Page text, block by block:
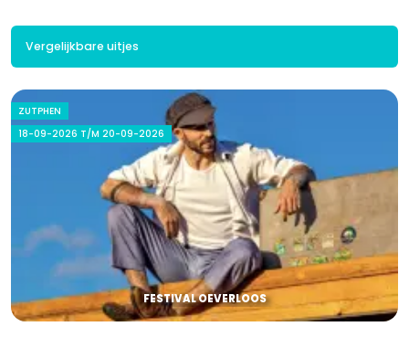
Vergelijkbare uitjes
ZUTPHEN
18-09-2026 T/M 20-09-2026
FESTIVAL OEVERLOOS